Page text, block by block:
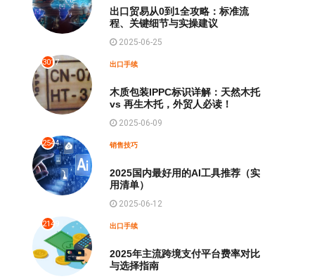
出口贸易从0到1全攻略：标准流
程、关键细节与实操建议
2025-06-25
3017 出口手续
木质包装IPPC标识详解：天然木托
vs 再生木托，外贸人必读！
2025-06-09
2544 销售技巧
2025国内最好用的AI工具推荐（实
用清单）
2025-06-12
2149 出口手续
2025年主流跨境支付平台费率对比
与选择指南